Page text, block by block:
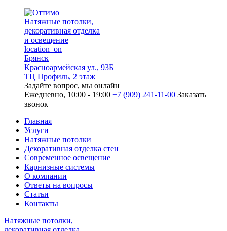
Натяжные потолки,
декоративная отделка
и освещение
location_on
Брянск
Красноармейская ул., 93Б
ТЦ Профиль, 2 этаж
Задайте вопрос, мы онлайн
Ежедневно, 10:00 - 19:00 +7 (909) 241-11-00 Заказать
звонок
Главная
Услуги
Натяжные потолки
Декоративная отделка стен
Современное освещение
Карнизные системы
О компании
Ответы на вопросы
Статьи
Контакты
Натяжные потолки,